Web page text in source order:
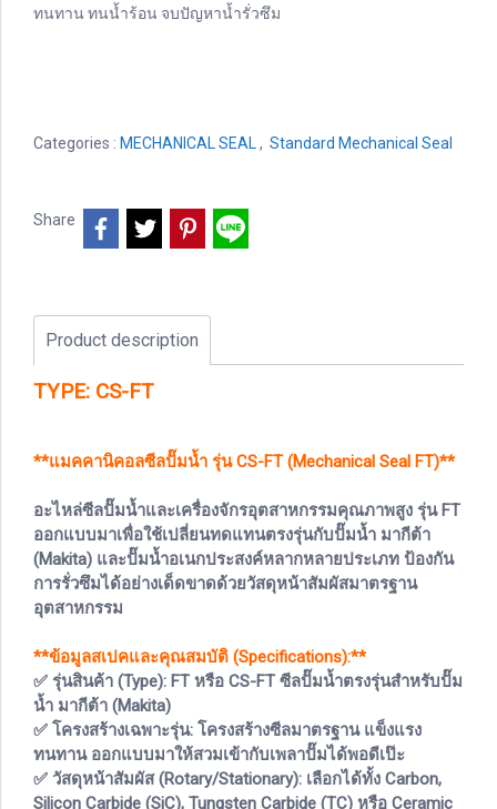
ทนทาน ทนน้ำร้อน จบปัญหาน้ำรั่วซึม
Categories : MECHANICAL SEAL , Standard Mechanical Seal
Share
Product description
TYPE: CS-FT
**แมคคานิคอลซีลปั๊มน้ำ รุ่น CS-FT (Mechanical Seal FT)**
อะไหล่ซีลปั๊มน้ำและเครื่องจักรอุตสาหกรรมคุณภาพสูง รุ่น FT
ออกแบบมาเพื่อใช้เปลี่ยนทดแทนตรงรุ่นกับปั๊มน้ำ มากีต้า
(Makita) และปั๊มน้ำอเนกประสงค์หลากหลายประเภท ป้องกัน
การรั่วซึมได้อย่างเด็ดขาดด้วยวัสดุหน้าสัมผัสมาตรฐาน
อุตสาหกรรม
**ข้อมูลสเปคและคุณสมบัติ (Specifications):**
✅ รุ่นสินค้า (Type): FT หรือ CS-FT ซีลปั๊มน้ำตรงรุ่นสำหรับปั๊ม
น้ำ มากีต้า (Makita)
✅ โครงสร้างเฉพาะรุ่น: โครงสร้างซีลมาตรฐาน แข็งแรง
ทนทาน ออกแบบมาให้สวมเข้ากับเพลาปั๊มได้พอดีเป๊ะ
✅ วัสดุหน้าสัมผัส (Rotary/Stationary): เลือกได้ทั้ง Carbon,
Silicon Carbide (SiC), Tungsten Carbide (TC) หรือ Ceramic